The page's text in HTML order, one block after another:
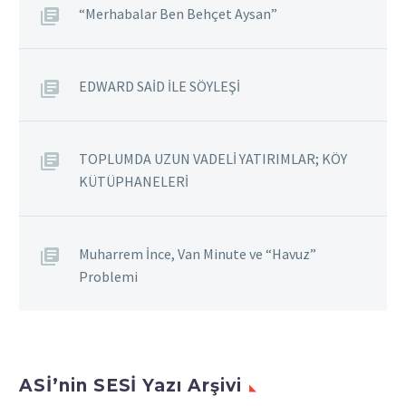
ilgilidir. Bunun
tarihini, kahramanlık,
tarihi olan atalarının
tarihini sunmaktan
yüce ruhun ikinci kez…
“Merhabalar Ben Behçet Aysan”
EDWARD SAİD İLE SÖYLEŞİ
TOPLUMDA UZUN VADELİ YATIRIMLAR; KÖY
KÜTÜPHANELERİ
Muharrem İnce, Van Minute ve “Havuz”
Problemi
ASİ’nin SESİ Yazı Arşivi